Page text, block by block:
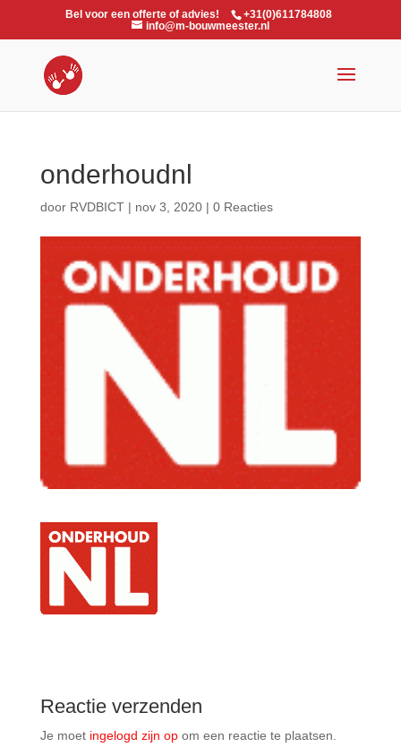
Bel voor een offerte of advies!
+31(0)611784808
info@m-bouwmeester.nl
onderhoudnl
door RVDBICT| nov 3, 2020| 0 Reacties
Reactie verzenden
Je moet ingelogd zijn opom een reactie te plaatsen.